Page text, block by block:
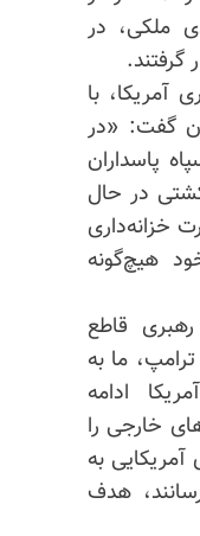
ملکی، در
گرفتند.
آمریکا، با
گفت: «در
پاسداران
در حال
خزانه‌داری
هیچ‌گونه
قاطع
ما به
ادامه
خارجی را
آمریکایی به
هدف